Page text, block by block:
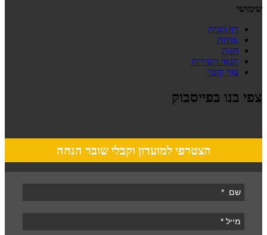
שימושי
דף הבית
אודות
חנות
תנאי השירות
צור קשר
צפי בנו בפייסבוק
הצטרפי למועדון וקבלי שובר הנחה